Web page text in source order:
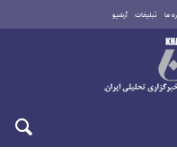
ما تبلیغات آرشیو